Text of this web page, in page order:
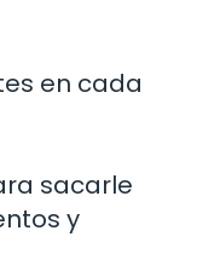
en cada
sacarle
y